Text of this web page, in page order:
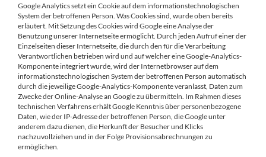
Google Analytics setzt ein Cookie auf dem informationstechnologischen
System der betroffenen Person. Was Cookies sind, wurde oben bereits
erläutert. Mit Setzung des Cookies wird Google eine Analyse der
Benutzung unserer Internetseite ermöglicht. Durch jeden Aufruf einer der
Einzelseiten dieser Internetseite, die durch den für die Verarbeitung
Verantwortlichen betrieben wird und auf welcher eine Google-Analytics-
Komponente integriert wurde, wird der Internetbrowser auf dem
informationstechnologischen System der betroffenen Person automatisch
durch die jeweilige Google-Analytics-Komponente veranlasst, Daten zum
Zwecke der Online-Analyse an Google zu übermitteln. Im Rahmen dieses
technischen Verfahrens erhält Google Kenntnis über personenbezogene
Daten, wie der IP-Adresse der betroffenen Person, die Google unter
anderem dazu dienen, die Herkunft der Besucher und Klicks
nachzuvollziehen und in der Folge Provisionsabrechnungen zu
ermöglichen.